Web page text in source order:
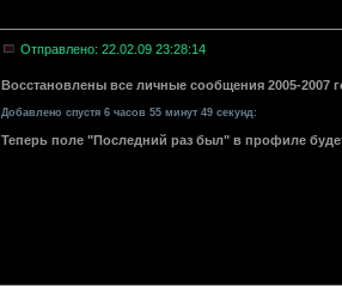
Отправлено: 22.02.09 23:28:14
Восстановлены все личные сообщения 2005-2007
Добавлено спустя 6 часов 55 минут 49 секунд:
Теперь поле "Последний раз был" в профиле